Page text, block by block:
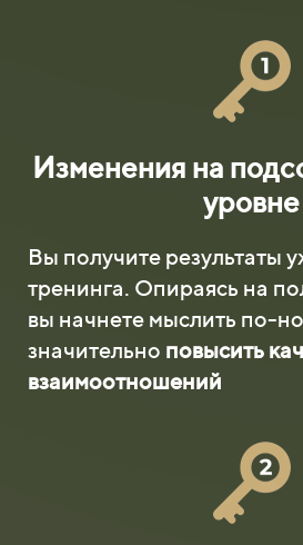
Изменения на
уровне
Вы получите результаты
тренинга. Опираясь на
вы начнете мыслить по-
значительно повысить
взаимоотношений